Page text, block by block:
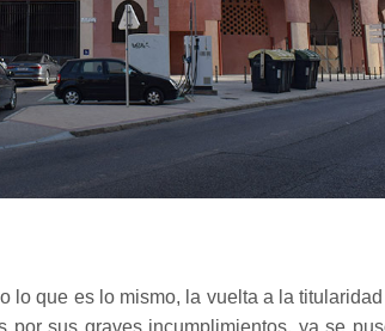
lo que es lo mismo, la vuelta a la titularidad
por sus graves incumplimientos, ya se